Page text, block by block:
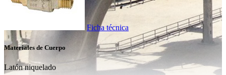
Ficha técnica
Materiales de Cuerpo
Latón niquelado